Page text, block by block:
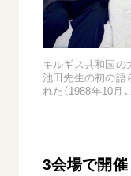
キルギス共和国の
池田先生の初の語
れた（1988年10月
3会場で開